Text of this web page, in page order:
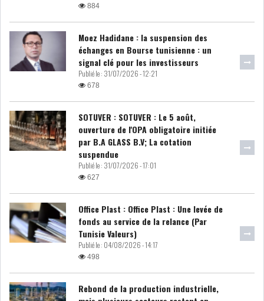
FISCALITÉ : LONGUE LISTE
DES ACTIVITÉS Q...
LE CALENDRIER FISCAL ET
884
Moez Hadidane : la suspension des
échanges en Bourse tunisienne : un
signal clé pour les investisseurs
Publié le : 31/07/2026 - 12:21
678
SOTUVER : SOTUVER : Le 5 août,
ouverture de l'OPA obligatoire initiée
par B.A GLASS B.V; La cotation
suspendue
Publié le : 31/07/2026 - 17:01
627
Office Plast : Office Plast : Une levée de
fonds au service de la relance (Par
Tunisie Valeurs)
Publié le : 04/08/2026 - 14:17
498
Rebond de la production industrielle,